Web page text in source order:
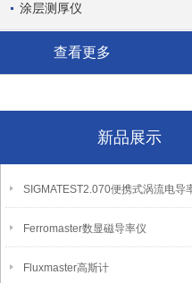
涂层测厚仪
查看更多
新品展示
SIGMATEST2.070便携式涡流电导
Ferromaster数显磁导率仪
Fluxmaster高斯计